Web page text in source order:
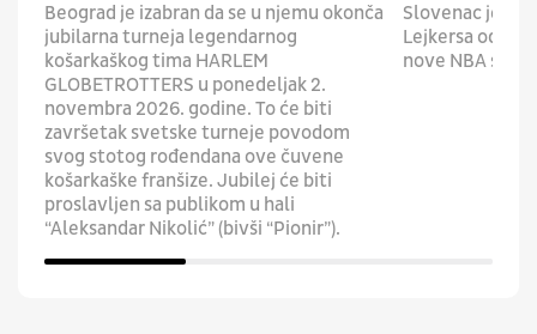
Beograd je izabran da se u njemu okonča
jubilarna turneja legendarnog
košarkaškog tima HARLEM
GLOBETROTTERS u ponedeljak 2.
novembra 2026. godine. To će biti
završetak svetske turneje povodom
svog stotog rođendana ove čuvene
košarkaške franšize. Jubilej će biti
proslavljen sa publikom u hali
“Aleksandar Nikolić” (bivši “Pionir”).
Slovenac je
Lejkersa
nove NBA